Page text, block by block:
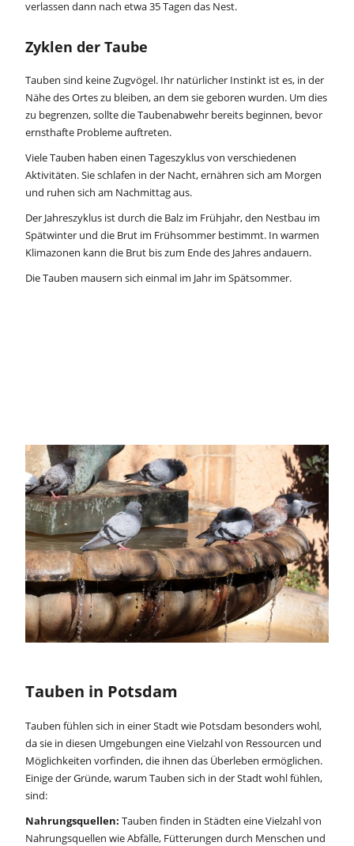
verlassen dann nach etwa 35 Tagen das Nest.
Zyklen der Taube
Tauben sind keine Zugvögel. Ihr natürlicher Instinkt ist es, in der
Nähe des Ortes zu bleiben, an dem sie geboren wurden. Um dies
zu begrenzen, sollte die Taubenabwehr bereits beginnen, bevor
ernsthafte Probleme auftreten.
Viele Tauben haben einen Tageszyklus von verschiedenen
Aktivitäten. Sie schlafen in der Nacht, ernähren sich am Morgen
und ruhen sich am Nachmittag aus.
Der Jahreszyklus ist durch die Balz im Frühjahr, den Nestbau im
Spätwinter und die Brut im Frühsommer bestimmt. In warmen
Klimazonen kann die Brut bis zum Ende des Jahres andauern.
Die Tauben mausern sich einmal im Jahr im Spätsommer.
Tauben in Potsdam
Tauben fühlen sich in einer Stadt wie Potsdam besonders wohl,
da sie in diesen Umgebungen eine Vielzahl von Ressourcen und
Möglichkeiten vorfinden, die ihnen das Überleben ermöglichen.
Einige der Gründe, warum Tauben sich in der Stadt wohl fühlen,
sind:
Nahrungsquellen: Tauben finden in Städten eine Vielzahl von
Nahrungsquellen wie Abfälle, Fütterungen durch Menschen und